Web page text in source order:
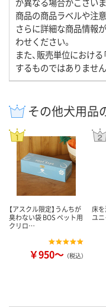
商品の商品ラベルや注
さらに詳細な商品情報
わせください。
また、販売単位におけ
するものではありませ
その他犬用品
【アスクル限定】うんちが
臭わない袋 BOS ペット用
クリロ…
￥950～ （税込）
床
ユニ